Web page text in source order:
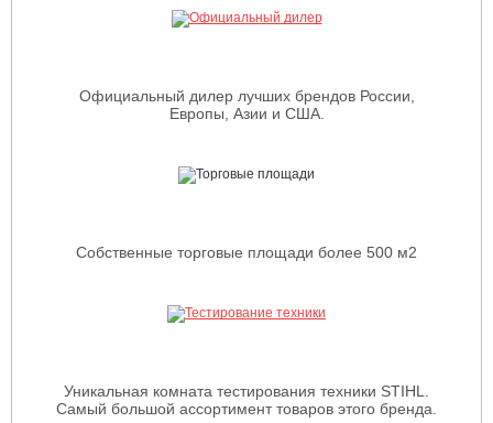
Официальный дилер лучших брендов России,
Европы, Азии и США.
Собственные торговые площади более 500 м2
Уникальная комната тестирования техники STIHL.
Самый большой ассортимент товаров этого бренда.